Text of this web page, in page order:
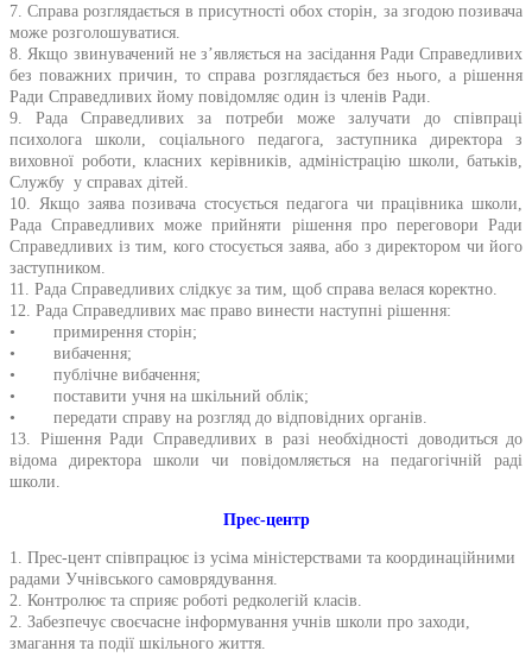
7. Справа розглядається в присутності обох сторін, за згодою позивача
може розголошуватися.
8. Якщо звинувачений не з’являється на засідання Ради Справедливих
без поважних причин, то справа розглядається без нього, а рішення
Ради Справедливих йому повідомляє один із членів Ради.
9. Рада Справедливих за потреби може залучати до співпраці
психолога школи, соціального педагога, заступника директора з
виховної роботи, класних керівників, адміністрацію школи, батьків,
Службу у справах дітей.
10. Якщо заява позивача стосується педагога чи працівника школи,
Рада Справедливих може прийняти рішення про переговори Ради
Справедливих із тим, кого стосується заява, або з директором чи його
заступником.
11. Рада Справедливих слідкує за тим, щоб справа велася коректно.
12. Рада Справедливих має право винести наступні рішення:
• примирення сторін;
• вибачення;
• публічне вибачення;
• поставити учня на шкільний облік;
• передати справу на розгляд до відповідних органів.
13. Рішення Ради Справедливих в разі необхідності доводиться до
відома директора школи чи повідомляється на педагогічній раді
школи.
Прес-центр
1. Прес-цент співпрацює із усіма міністерствами та координаційними
радами Учнівського самоврядування.
2. Контролює та сприяє роботі редколегій класів.
2. Забезпечує своєчасне інформування учнів школи про заходи,
змагання та події шкільного життя.